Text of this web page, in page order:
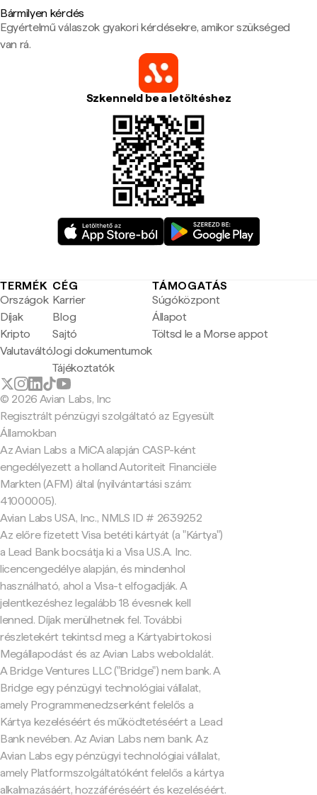
Bármilyen kérdés
Egyértelmű válaszok gyakori kérdésekre, amikor szükséged
van rá.
Szkenneld be a letöltéshez
TERMÉK
Országok
Díjak
Kripto
Valutaváltó
CÉG
Karrier
Blog
Sajtó
Jogi dokumentumok
Tájékoztatók
TÁMOGATÁS
Súgóközpont
Állapot
Töltsd le a Morse appot
© 2026 Avian Labs, Inc
Regisztrált pénzügyi szolgáltató az Egyesült
Államokban
Az Avian Labs a MiCA alapján CASP-ként
engedélyezett a holland Autoriteit Financiële
Markten (AFM) által (nyilvántartási szám:
41000005).
Avian Labs USA, Inc., NMLS ID # 2639252
Az előre fizetett Visa betéti kártyát (a "Kártya")
a Lead Bank bocsátja ki a Visa U.S.A. Inc.
licencengedélye alapján, és mindenhol
használható, ahol a Visa-t elfogadják. A
jelentkezéshez legalább 18 évesnek kell
lenned. Díjak merülhetnek fel. További
részletekért tekintsd meg a Kártyabirtokosi
Megállapodást és az Avian Labs weboldalát.
A Bridge Ventures LLC ("Bridge") nem bank. A
Bridge egy pénzügyi technológiai vállalat,
amely Programmenedzserként felelős a
Kártya kezeléséért és működtetéséért a Lead
Bank nevében. Az Avian Labs nem bank. Az
Avian Labs egy pénzügyi technológiai vállalat,
amely Platformszolgáltatóként felelős a kártya
alkalmazásáért, hozzáféréséért és kezeléséért.